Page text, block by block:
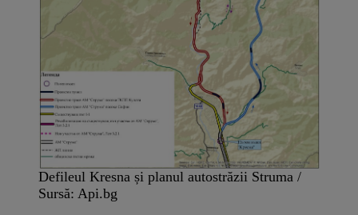
Defileul Kresna și planul autostrăzii Struma /
Sursă: Api.bg